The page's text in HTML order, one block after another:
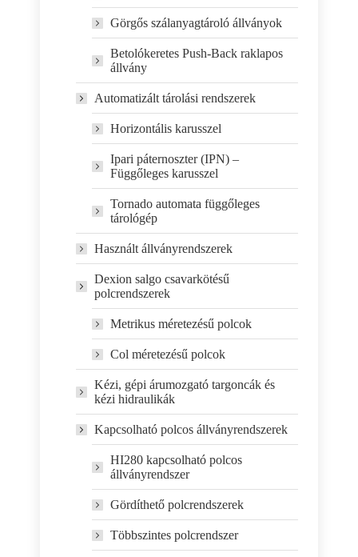
Görgős szálanyagtároló állványok
Betolókeretes Push-Back raklapos
állvány
Automatizált tárolási rendszerek
Horizontális karusszel
Ipari páternoszter (IPN) –
Függőleges karusszel
Tornado automata függőleges
tárológép
Használt állványrendszerek
Dexion salgo csavarkötésű
polcrendszerek
Metrikus méretezésű polcok
Col méretezésű polcok
Kézi, gépi árumozgató targoncák és
kézi hidraulikák
Kapcsolható polcos állványrendszerek
HI280 kapcsolható polcos
állványrendszer
Gördíthető polcrendszerek
Többszintes polcrendszer